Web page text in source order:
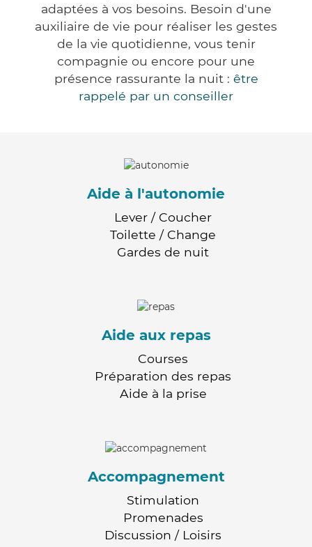
adaptées à vos besoins. Besoin d'une
auxiliaire de vie pour réaliser les gestes
de la vie quotidienne, vous tenir
compagnie ou encore pour une
présence rassurante la nuit : être
rappelé par un conseiller
Aide à l'autonomie
Lever / Coucher
Toilette / Change
Gardes de nuit
Aide aux repas
Courses
Préparation des repas
Aide à la prise
Accompagnement
Stimulation
Promenades
Discussion / Loisirs